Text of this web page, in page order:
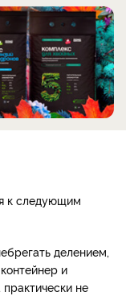
к следующим
делением,
и
практически не